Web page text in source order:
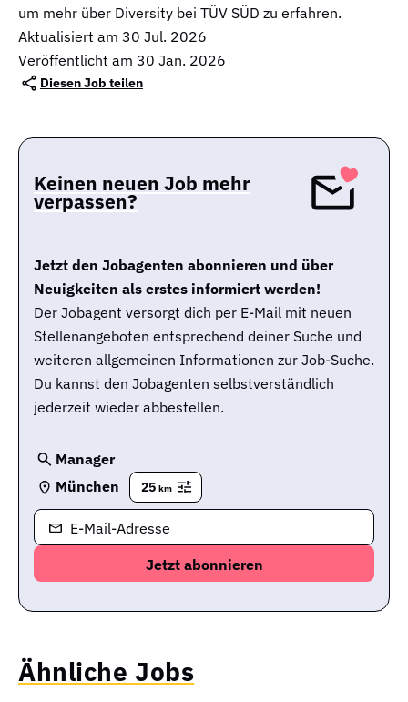
um mehr über Diversity bei TÜV SÜD zu erfahren.
Aktualisiert am 30 Jul. 2026
Veröffentlicht am 30 Jan. 2026
Diesen Job teilen
Keinen neuen Job mehr
verpassen?
Jetzt den Jobagenten abonnieren und über
Neuigkeiten als erstes informiert werden!
Der Jobagent versorgt dich per E-Mail mit neuen
Stellenangeboten entsprechend deiner Suche und
weiteren allgemeinen Informationen zur Job-Suche.
Du kannst den Jobagenten selbstverständlich
jederzeit wieder abbestellen.
Manager
München
25 km
E-Mail-Adresse
Ähnliche Jobs